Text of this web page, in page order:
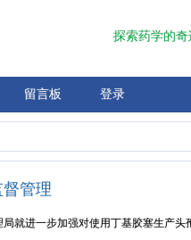
探索药学的奇
留言板 登录
管理
进一步加强对使用丁基胶塞生产